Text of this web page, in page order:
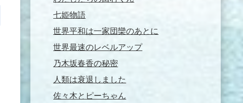
七姫物語
世界平和は一家団欒のあとに
世界最速のレベルアップ
乃木坂春香の秘密
人類は衰退しました
佐々木とピーちゃん